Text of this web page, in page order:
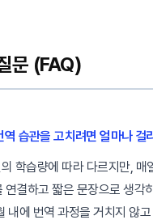
문 (FAQ)
역 습관을 고치려면 얼마나 걸
학습량에 따라 다르지만, 매
연결하고 짧은 문장으로 생각
내에 번역 과정을 거치지 않